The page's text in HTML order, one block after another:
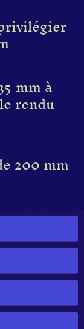
mm à
rendu
200 mm